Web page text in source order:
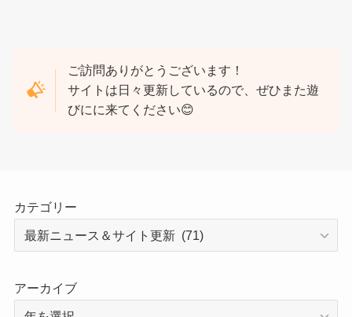
ご訪問ありがとうございます！
サイトは日々更新しているので、ぜひまた遊
びにに来てください😊
カテゴリー
アーカイブ